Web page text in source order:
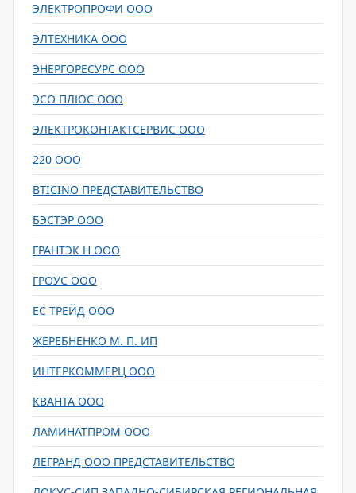
ЭЛЕКТРОПРОФИ ООО
ЭЛТЕХНИКА ООО
ЭНЕРГОРЕСУРС ООО
ЭСО ПЛЮС ООО
ЭЛЕКТРОКОНТАКТСЕРВИС ООО
220 ООО
BTICINO ПРЕДСТАВИТЕЛЬСТВО
БЭСТЭР ООО
ГРАНТЭК Н ООО
ГРОУС ООО
ЕС ТРЕЙД ООО
ЖЕРЕБНЕНКО М. П. ИП
ИНТЕРКОММЕРЦ ООО
КВАНТА ООО
ЛАМИНАТПРОМ ООО
ЛЕГРАНД ООО ПРЕДСТАВИТЕЛЬСТВО